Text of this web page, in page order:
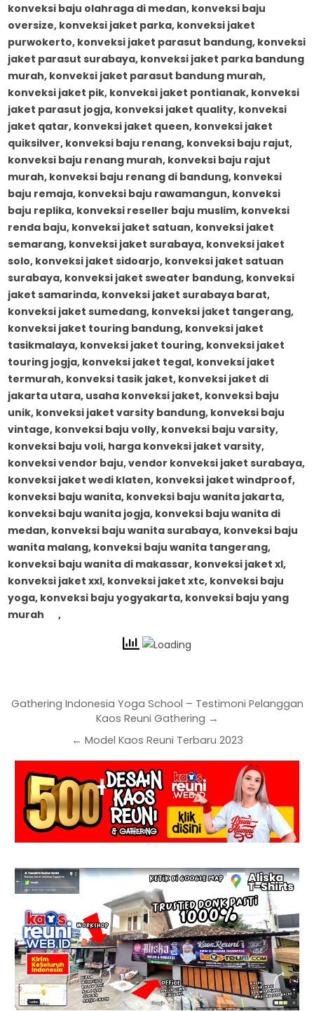
konveksi baju olahraga di medan, konveksi baju
oversize, konveksi jaket parka, konveksi jaket
purwokerto, konveksi jaket parasut bandung, konveksi
jaket parasut surabaya, konveksi jaket parka bandung
murah, konveksi jaket parasut bandung murah,
konveksi jaket pik, konveksi jaket pontianak, konveksi
jaket parasut jogja, konveksi jaket quality, konveksi
jaket qatar, konveksi jaket queen, konveksi jaket
quiksilver, konveksi baju renang, konveksi baju rajut,
konveksi baju renang murah, konveksi baju rajut
murah, konveksi baju renang di bandung, konveksi
baju remaja, konveksi baju rawamangun, konveksi
baju replika, konveksi reseller baju muslim, konveksi
renda baju, konveksi jaket satuan, konveksi jaket
semarang, konveksi jaket surabaya, konveksi jaket
solo, konveksi jaket sidoarjo, konveksi jaket satuan
surabaya, konveksi jaket sweater bandung, konveksi
jaket samarinda, konveksi jaket surabaya barat,
konveksi jaket sumedang, konveksi jaket tangerang,
konveksi jaket touring bandung, konveksi jaket
tasikmalaya, konveksi jaket touring, konveksi jaket
touring jogja, konveksi jaket tegal, konveksi jaket
termurah, konveksi tasik jaket, konveksi jaket di
jakarta utara, usaha konveksi jaket, konveksi baju
unik, konveksi jaket varsity bandung, konveksi baju
vintage, konveksi baju volly, konveksi baju varsity,
konveksi baju voli, harga konveksi jaket varsity,
konveksi vendor baju, vendor konveksi jaket surabaya,
konveksi jaket wedi klaten, konveksi jaket windproof,
konveksi baju wanita, konveksi baju wanita jakarta,
konveksi baju wanita jogja, konveksi baju wanita di
medan, konveksi baju wanita surabaya, konveksi baju
wanita malang, konveksi baju wanita tangerang,
konveksi baju wanita di makassar, konveksi jaket xl,
konveksi jaket xxl, konveksi jaket xtc, konveksi baju
yoga, konveksi baju yogyakarta, konveksi baju yang
murah
,
Gathering Indonesia Yoga School – Testimoni Pelanggan
Kaos Reuni Gathering →
← Model Kaos Reuni Terbaru 2023